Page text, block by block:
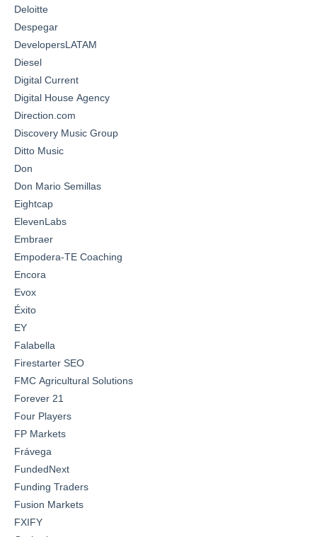
Deloitte
Despegar
DevelopersLATAM
Diesel
Digital Current
Digital House Agency
Direction.com
Discovery Music Group
Ditto Music
Don
Don Mario Semillas
Eightcap
ElevenLabs
Embraer
Empodera-TE Coaching
Encora
Evox
Éxito
EY
Falabella
Firestarter SEO
FMC Agricultural Solutions
Forever 21
Four Players
FP Markets
Frávega
FundedNext
Funding Traders
Fusion Markets
FXIFY